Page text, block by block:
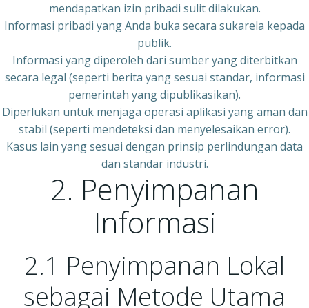
mendapatkan izin pribadi sulit dilakukan.
Informasi pribadi yang Anda buka secara sukarela kepada
publik.
Informasi yang diperoleh dari sumber yang diterbitkan
secara legal (seperti berita yang sesuai standar, informasi
pemerintah yang dipublikasikan).
Diperlukan untuk menjaga operasi aplikasi yang aman dan
stabil (seperti mendeteksi dan menyelesaikan error).
Kasus lain yang sesuai dengan prinsip perlindungan data
dan standar industri.
2. Penyimpanan
Informasi
2.1 Penyimpanan Lokal
sebagai Metode Utama